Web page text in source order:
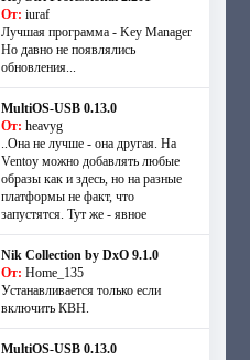
От: iuraf
Лучшая программа - Key Manager
Но давно не появлялись
обновления...
MultiOS-USB 0.13.0
От: heavyg
..Она не лучше - она другая. На
Ventoy можно добавлять любые
образы как и здесь, но на разные
платформы не факт, что
запустятся. Тут же - явное
Nik Collection by DxO 9.1.0
От: Home_135
Устанавливается только если
включить КВН.
MultiOS-USB 0.13.0